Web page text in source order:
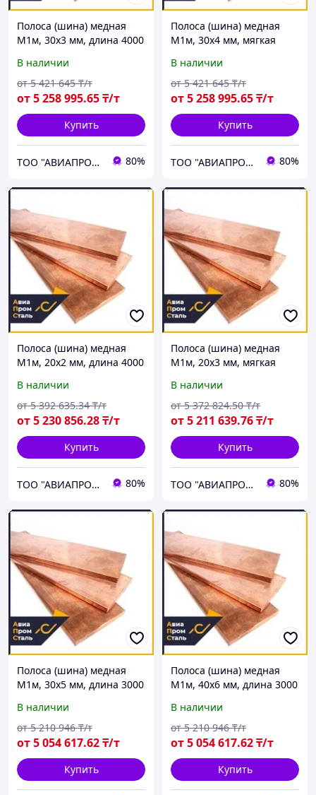
Полоса (шина) медная
М1м, 30х3 мм, длина 4000
В наличии
от5 258 995.65₸/т
от 5 421 645 ₸/т
Купить
ТОО "АВИАПРОМСТАЛЬ" 80%
Полоса (шина) медная
М1м, 30х4 мм, мягкая
В наличии
от5 258 995.65₸/т
от 5 421 645 ₸/т
Купить
ТОО "АВИАПРОМСТАЛЬ" 80%
Полоса (шина) медная
М1м, 20х2 мм, длина 4000
В наличии
от5 230 856.28₸/т
от 5 392 635.34 ₸/т
Купить
ТОО "АВИАПРОМСТАЛЬ" 80%
Полоса (шина) медная
М1м, 20х3 мм, мягкая
В наличии
от5 211 639.76₸/т
от 5 372 824.50 ₸/т
Купить
ТОО "АВИАПРОМСТАЛЬ" 80%
Полоса (шина) медная
М1м, 30х5 мм, длина 3000
В наличии
от5 054 617.62₸/т
от 5 210 946 ₸/т
Купить
Полоса (шина) медная
М1м, 40х6 мм, длина 3000
В наличии
от5 054 617.62₸/т
от 5 210 946 ₸/т
Купить